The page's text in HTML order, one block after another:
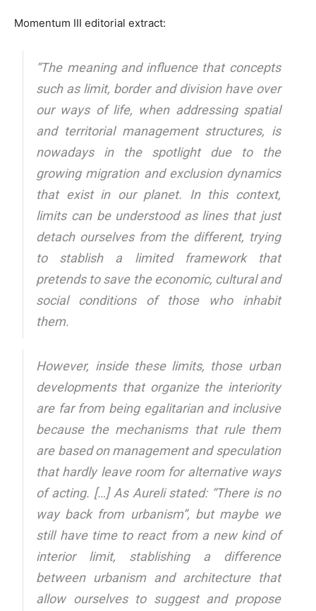
Momentum III editorial extract:
“The meaning and influence that concepts
such as limit, border and division have over
our ways of life, when addressing spatial
and territorial management structures, is
nowadays in the spotlight due to the
growing migration and exclusion dynamics
that exist in our planet. In this context,
limits can be understood as lines that just
detach ourselves from the different, trying
to stablish a limited framework that
pretends to save the economic, cultural and
social conditions of those who inhabit
them.
However, inside these limits, those urban
developments that organize the interiority
are far from being egalitarian and inclusive
because the mechanisms that rule them
are based on management and speculation
that hardly leave room for alternative ways
of acting. […] As Aureli stated: “There is no
way back from urbanism”, but maybe we
still have time to react from a new kind of
interior limit, stablishing a difference
between urbanism and architecture that
allow ourselves to suggest and propose